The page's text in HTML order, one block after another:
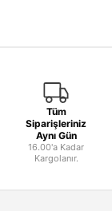
Tüm
Siparişleriniz
Aynı Gün
16.00'a Kadar
Kargolanır.